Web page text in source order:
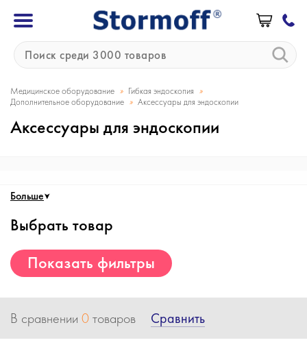
Медицинское оборудование » Гибкая эндоскопия »
Дополнительное оборудование » Аксессуары для эндоскопии
Аксессуары для эндоскопии
Больше
Выбрать товар
Показать фильтры
В сравнении 0товаров Сравнить